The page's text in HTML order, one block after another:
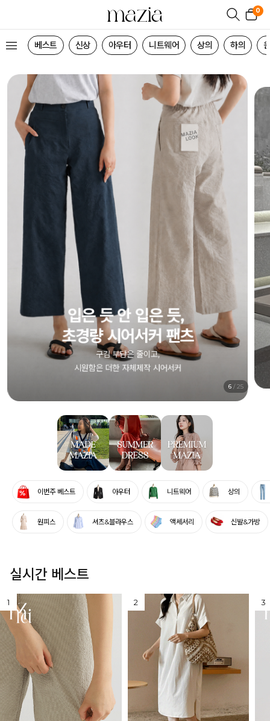
0
베스트 신상 아우터 니트웨어 상의 하의
1+1 시어서커 원피스
컬러별로, 엄마와 함께, 두 벌 모두 부담 없이
전상품 7% SALE
6 /25
이번주 베스트 아우터 니트웨어 상의
원피스 셔츠&블라우스 액세서리 신발&가방
실시간 베스트